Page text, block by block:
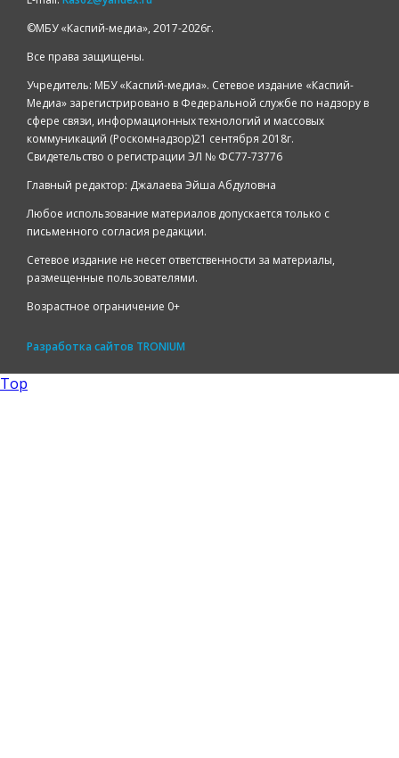
©️МБУ «Каспий-медиа», 2017-2026г.
Все права защищены.
Учредитель: МБУ «Каспий-медиа». Сетевое издание «Каспий-
Медиа» зарегистрировано в Федеральной службе по надзору в
сфере связи, информационных технологий и массовых
коммуникаций (Роскомнадзор)21 сентября 2018г.
Свидетельство о регистрации ЭЛ № ФС77-73776
Главный редактор: Джалаева Эйша Абдуловна
Любое использование материалов допускается только с
письменного согласия редакции.
Сетевое издание не несет ответственности за материалы,
размещенные пользователями.
Возрастное ограничение 0+
Разработка сайтов TRONIUM
Top